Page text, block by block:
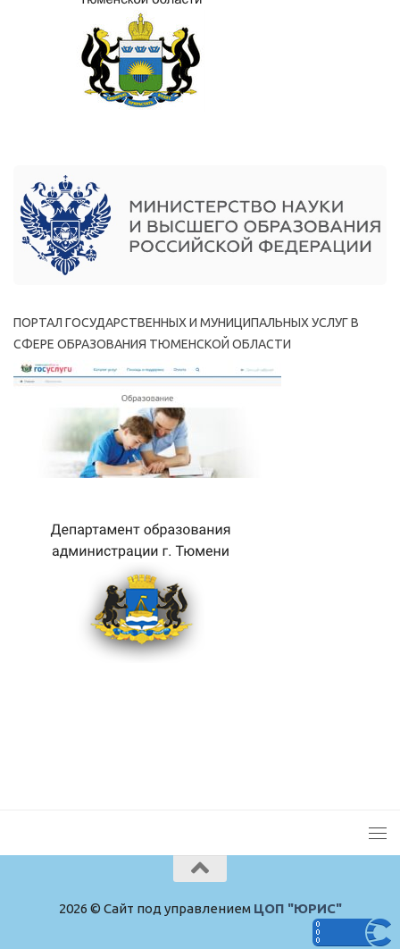
ПОРТАЛ ГОСУДАРСТВЕННЫХ И МУНИЦИПАЛЬНЫХ УСЛУГ В
СФЕРЕ ОБРАЗОВАНИЯ ТЮМЕНСКОЙ ОБЛАСТИ
2026 © Сайт под управлением ЦОП "ЮРИС"